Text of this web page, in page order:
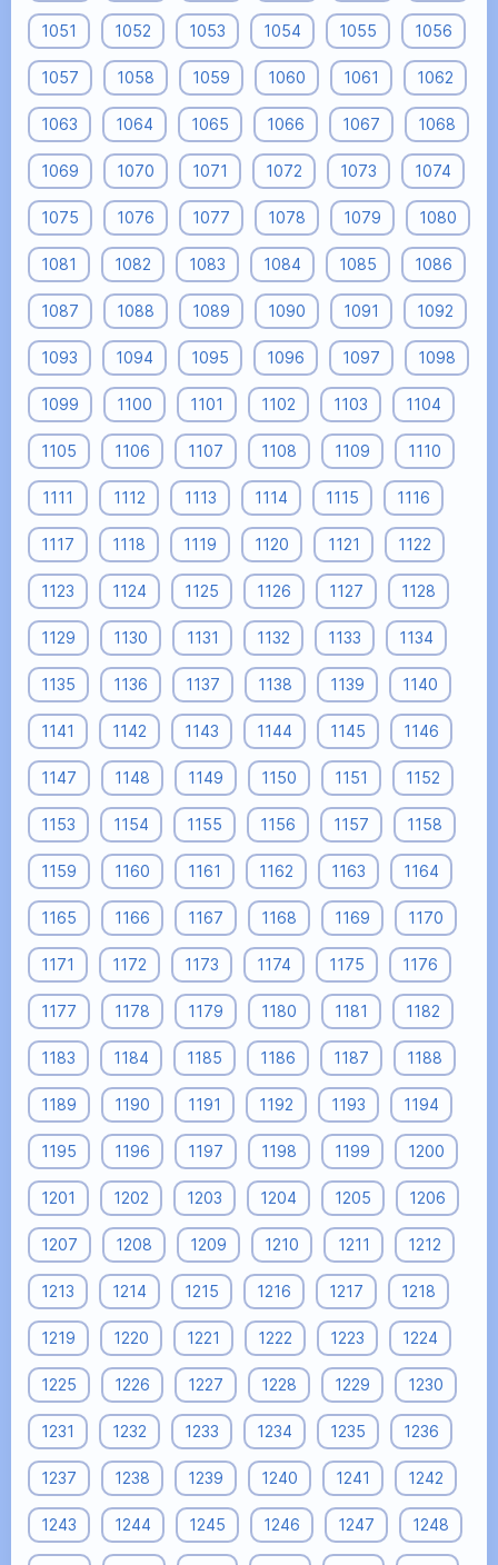
1051 1052 1053 1054 1055 1056
1057 1058 1059 1060 1061 1062
1063 1064 1065 1066 1067 1068
1069 1070 1071 1072 1073 1074
1075 1076 1077 1078 1079 1080
1081 1082 1083 1084 1085 1086
1087 1088 1089 1090 1091 1092
1093 1094 1095 1096 1097 1098
1099 1100 1101 1102 1103 1104
1105 1106 1107 1108 1109 1110
1111 1112 1113 1114 1115 1116
1117 1118 1119 1120 1121 1122
1123 1124 1125 1126 1127 1128
1129 1130 1131 1132 1133 1134
1135 1136 1137 1138 1139 1140
1141 1142 1143 1144 1145 1146
1147 1148 1149 1150 1151 1152
1153 1154 1155 1156 1157 1158
1159 1160 1161 1162 1163 1164
1165 1166 1167 1168 1169 1170
1171 1172 1173 1174 1175 1176
1177 1178 1179 1180 1181 1182
1183 1184 1185 1186 1187 1188
1189 1190 1191 1192 1193 1194
1195 1196 1197 1198 1199 1200
1201 1202 1203 1204 1205 1206
1207 1208 1209 1210 1211 1212
1213 1214 1215 1216 1217 1218
1219 1220 1221 1222 1223 1224
1225 1226 1227 1228 1229 1230
1231 1232 1233 1234 1235 1236
1237 1238 1239 1240 1241 1242
1243 1244 1245 1246 1247 1248